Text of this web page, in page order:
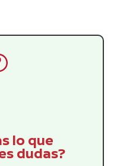
lo que
dudas?